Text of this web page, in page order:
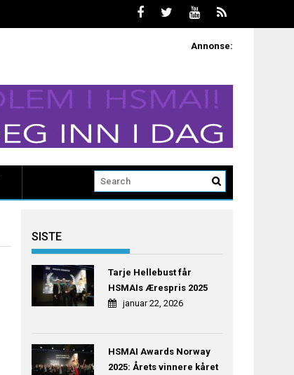
Annonse:
SISTE
Tarje Hellebust får
HSMAIs Ærespris 2025
januar 22, 2026
HSMAI Awards Norway
2025: Årets vinnere kåret